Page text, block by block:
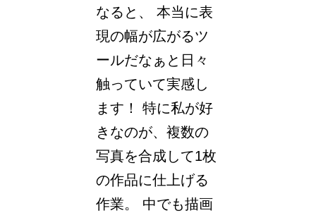
る
た
め
の
戦
略
と
は！
なると、 本当に表
現の幅が広がるツ
ールだなぁと日々
触っていて実感し
ます！ 特に私が好
きなのが、複数の
写真を合成して1枚
の作品に仕上げる
作業。 中でも描画